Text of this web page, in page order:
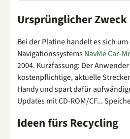
Ursprünglicher
Bei der Platine handelt es sich
NavigationssystemsNavMe Car-
2004. Kurzfassung: Der
kostenpflichtige, aktuelle
Handy und spart dafür
Updates mit CD-ROM/CF...
Ideen fürs Recycling